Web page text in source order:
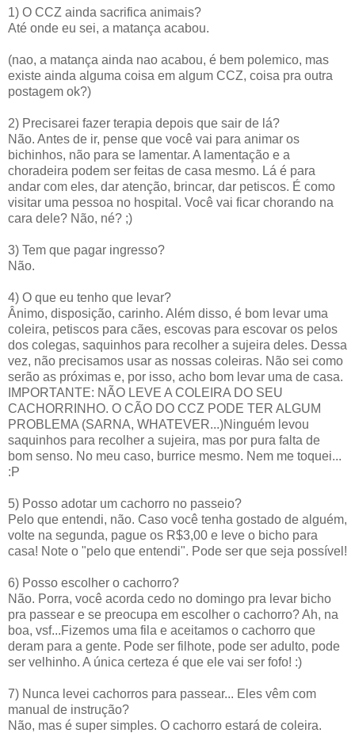
1) O CCZ ainda sacrifica animais?
Até onde eu sei, a matança acabou.
(nao, a matança ainda nao acabou, é bem polemico, mas
existe ainda alguma coisa em algum CCZ, coisa pra outra
postagem ok?)
2) Precisarei fazer terapia depois que sair de lá?
Não. Antes de ir, pense que você vai para animar os
bichinhos, não para se lamentar. A lamentação e a
choradeira podem ser feitas de casa mesmo. Lá é para
andar com eles, dar atenção, brincar, dar petiscos. É como
visitar uma pessoa no hospital. Você vai ficar chorando na
cara dele? Não, né? ;)
3) Tem que pagar ingresso?
Não.
4) O que eu tenho que levar?
Ânimo, disposição, carinho. Além disso, é bom levar uma
coleira, petiscos para cães, escovas para escovar os pelos
dos colegas, saquinhos para recolher a sujeira deles. Dessa
vez, não precisamos usar as nossas coleiras. Não sei como
serão as próximas e, por isso, acho bom levar uma de casa.
IMPORTANTE: NÃO LEVE A COLEIRA DO SEU
CACHORRINHO. O CÃO DO CCZ PODE TER ALGUM
PROBLEMA (SARNA, WHATEVER...)Ninguém levou
saquinhos para recolher a sujeira, mas por pura falta de
bom senso. No meu caso, burrice mesmo. Nem me toquei...
:P
5) Posso adotar um cachorro no passeio?
Pelo que entendi, não. Caso você tenha gostado de alguém,
volte na segunda, pague os R$3,00 e leve o bicho para
casa! Note o "pelo que entendi". Pode ser que seja possível!
6) Posso escolher o cachorro?
Não. Porra, você acorda cedo no domingo pra levar bicho
pra passear e se preocupa em escolher o cachorro? Ah, na
boa, vsf...Fizemos uma fila e aceitamos o cachorro que
deram para a gente. Pode ser filhote, pode ser adulto, pode
ser velhinho. A única certeza é que ele vai ser fofo! :)
7) Nunca levei cachorros para passear... Eles vêm com
manual de instrução?
Não, mas é super simples. O cachorro estará de coleira.